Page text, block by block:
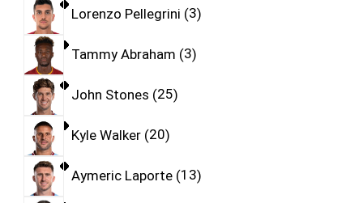
Lorenzo Pellegrini 3
Tammy Abraham 3
John Stones 25
Kyle Walker 20
Aymeric Laporte 13